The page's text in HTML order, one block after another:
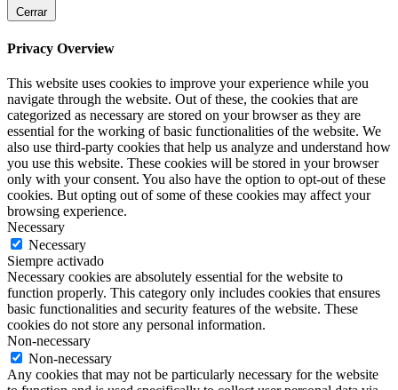
Cerrar
Privacy Overview
This website uses cookies to improve your experience while you
navigate through the website. Out of these, the cookies that are
categorized as necessary are stored on your browser as they are
essential for the working of basic functionalities of the website. We
also use third-party cookies that help us analyze and understand how
you use this website. These cookies will be stored in your browser
only with your consent. You also have the option to opt-out of these
cookies. But opting out of some of these cookies may affect your
browsing experience.
Necessary
Necessary
Siempre activado
Necessary cookies are absolutely essential for the website to
function properly. This category only includes cookies that ensures
basic functionalities and security features of the website. These
cookies do not store any personal information.
Non-necessary
Non-necessary
Any cookies that may not be particularly necessary for the website